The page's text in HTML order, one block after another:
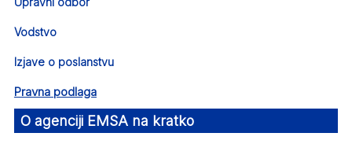
Vodstvo
Izjave o poslanstvu
Pravna podlaga
O agenciji EMSA na kratko